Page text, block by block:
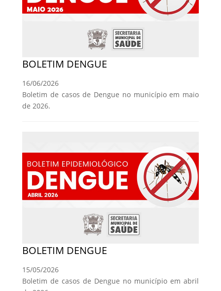
BOLETIM DENGUE
16/06/2026
Boletim de casos de Dengue no município em maio
de 2026.
BOLETIM DENGUE
15/05/2026
Boletim de casos de Dengue no município em abril